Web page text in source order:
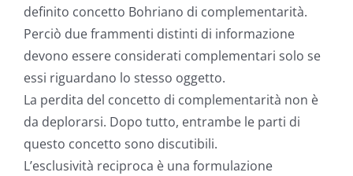
definito concetto Bohriano di complementarità.
Perciò due frammenti distinti di informazione
devono essere considerati complementari solo se
essi riguardano lo stesso oggetto.
La perdita del concetto di complementarità non è
da deplorarsi. Dopo tutto, entrambe le parti di
questo concetto sono discutibili.
L’esclusività reciproca è una formulazione